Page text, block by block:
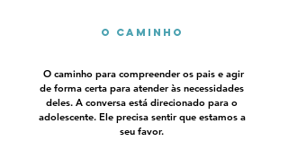
O caminho
O caminho para compreender os pais e agir
de forma certa para atender às necessidades
deles. A conversa está direcionado para o
adolescente. Ele precisa sentir que estamos a
seu favor.